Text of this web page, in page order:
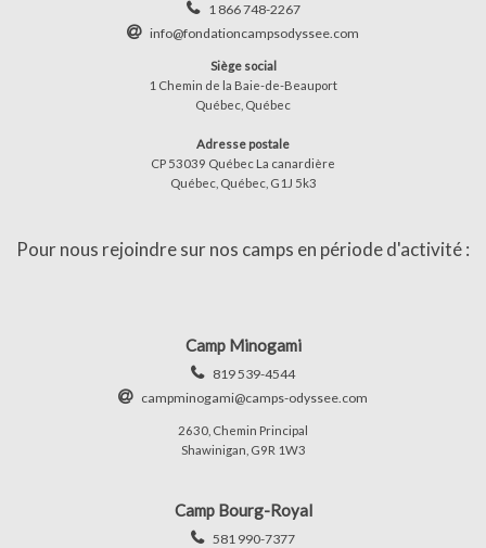
1 866 748-2267
info@fondationcampsodyssee.com
Siège social
1 Chemin de la Baie-de-Beauport
Québec, Québec
Adresse postale
CP 53039 Québec La canardière
Québec, Québec, G1J 5k3
Pour nous rejoindre sur nos camps en période d'activité :
Camp Minogami
819 539-4544
campminogami@camps-odyssee.com
2630, Chemin Principal
Shawinigan, G9R 1W3
Camp Bourg-Royal
581 990-7377